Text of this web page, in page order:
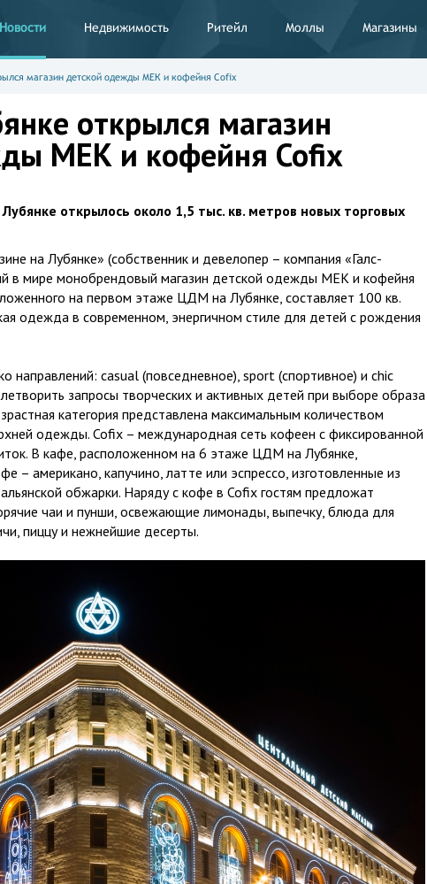
Новости Недвижимость Ритейл Моллы Магазины
магазин детской одежды МЕК и кофейня Cofix
открылся магазин
МЕК и кофейня Cofix
открылось около 1,5 тыс. кв. метров новых торговых
на Лубянке» (собственник и девелопер – компания «Галс-
в мире монобрендовый магазин детской одежды МЕК и кофейня
на первом этаже ЦДМ на Лубянке, составляет 100 кв.
одежда в современном, энергичном стиле для детей с рождения
направлений: casual (повседневное), sport (спортивное) и chic
запросы творческих и активных детей при выборе образа
категория представлена максимальным количеством
одежды. Cofix – международная сеть кофеен с фиксированной
В кафе, расположенном на 6 этаже ЦДМ на Лубянке,
– американо, капучино, латте или эспрессо, изготовленные из
обжарки. Наряду с кофе в Cofix гостям предложат
чаи и пунши, освежающие лимонады, выпечку, блюда для
пиццу и нежнейшие десерты.